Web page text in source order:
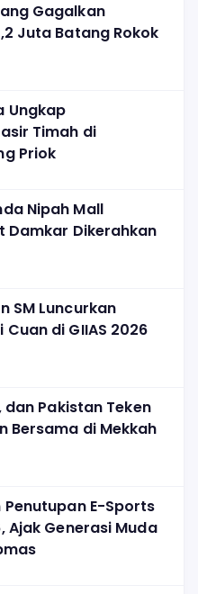
Gagalkan
Juta Batang Rokok
Ungkap
Timah di
Priok
Nipah Mall
Damkar Dikerahkan
SM Luncurkan
di GIIAS 2026
dan Pakistan Teken
Bersama di Mekkah
Penutupan E-Sports
Ajak Generasi Muda